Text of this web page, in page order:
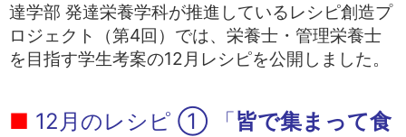
達学部 発達栄養学科が推進しているレシピ創造プ
ロジェクト（第4回）では、栄養士・管理栄養士
を目指す学生考案の12月レシピを公開しました。
■ 12月のレシピ ① 「皆で集まって食
採用情報
日本語 English